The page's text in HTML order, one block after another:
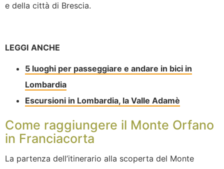
e della città di Brescia.
LEGGI ANCHE
5 luoghi per passeggiare e andare in bici in
Lombardia
Escursioni in Lombardia, la Valle Adamè
Come raggiungere il Monte Orfano
in Franciacorta
La partenza dell’itinerario alla scoperta del Monte